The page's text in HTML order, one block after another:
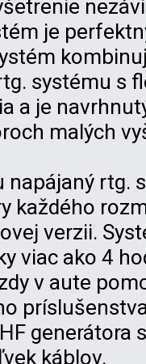
je
systému s
a je
malých
napájaný rtg.
každého
verzii.
viac ako 4
v aute
generátora
káblov.